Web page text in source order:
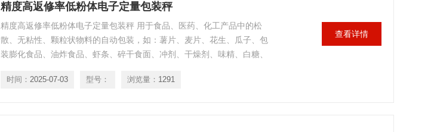
精度高返修率低粉体电子定量包装秤
精度高返修率低粉体电子定量包装秤 用于食品、医药、化工产品中的松
散、无粘性、颗粒状物料的自动包装，如：薯片、麦片、花生、瓜子、包
装膨化食品、油炸食品、虾条、碎干食面、冲剂、干燥剂、味精、白糖、
时间： 2025-07-03 型号： 浏览量： 1291
查看详情